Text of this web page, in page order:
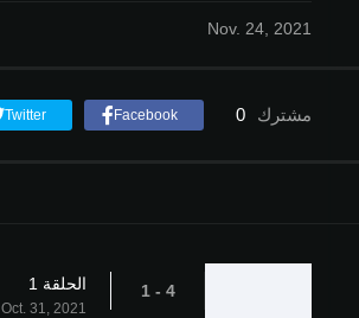
Nov. 24, 2021
مشترك 0
Facebook
Twitter
4 - 1 الحلقة 1
Oct. 31, 2021